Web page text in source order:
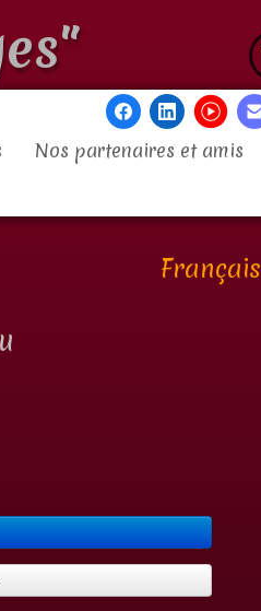
Nos partenaires et amis
Français